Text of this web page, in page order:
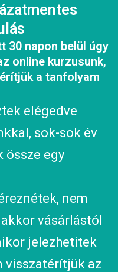
30 napon belül úgy
online kurzusunk,
a tanfolyam
elégedve
sok-sok év
össze egy
nem
vásárlástól
jelezhetitek
visszatérítjük az